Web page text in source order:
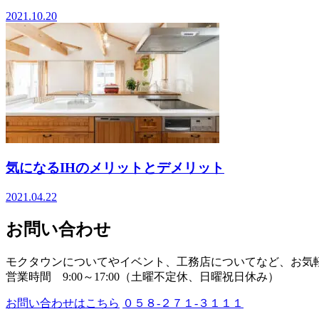
2021.10.20
気になるIHのメリットとデメリット
2021.04.22
お問い合わせ
モクタウンについてやイベント、工務店についてなど、お気
営業時間 9:00～17:00（土曜不定休、日曜祝日休み）
お問い合わせはこちら ０５８-２７１-３１１１